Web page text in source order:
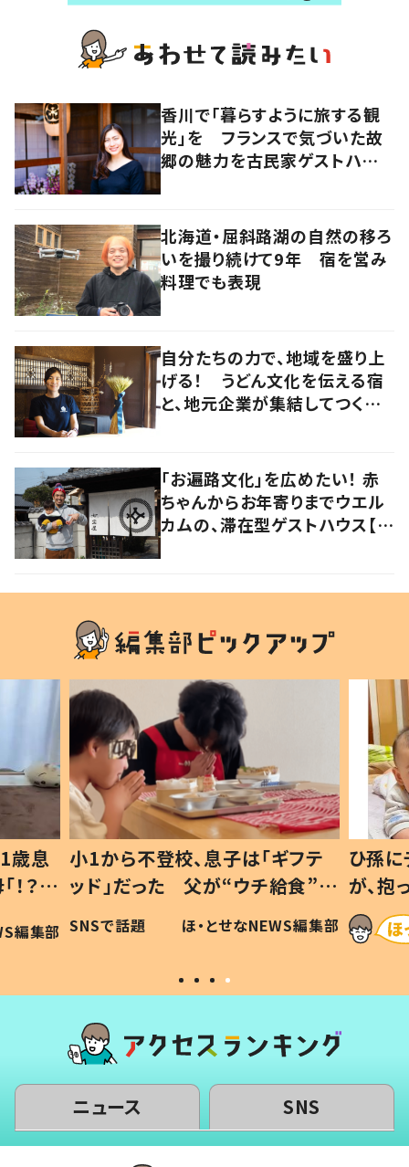
香川で「暮らすように旅する観
光」を フランスで気づいた故
郷の魅力を古民家ゲストハウス
北海道・屈斜路湖の自然の移ろ
いを撮り続けて9年 宿を営み
料理でも表現
自分たちの力で、地域を盛り上
げる！ うどん文化を伝える宿
と、地元企業が集結してつくり
「お遍路文化」を広めたい！ 赤
ちゃんからお年寄りまでウエル
カムの、滞在型ゲストハウス【暮
歳息
？」
編集部
小1から不登校、息子は「ギフテ
ッド」だった 父が“ウチ給食”を
作り続ける理由とは #令和の親
#令和の子
SNSで話題 ほ・とせなNEWS編集部
ひ孫
が、
「涙が
い」
ニュース SNS